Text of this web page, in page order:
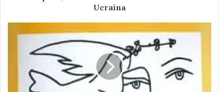
Ucraina
Aprile,
partigiani,
resistenza